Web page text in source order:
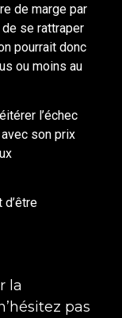
de marge par
se rattraper
pourrait donc
ou moins au
l’échec
son prix
d’être
la
pas